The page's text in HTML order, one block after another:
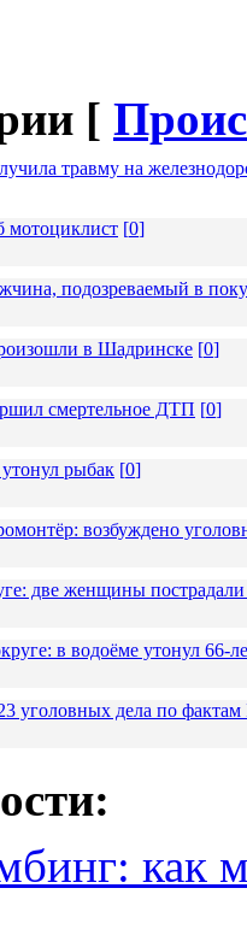
[
травму на
[0]
подозреваемый в
в Шадринске [0]
смертельное ДТП [0]
рыбак [0]
возбуждено
две женщины пострадали
в водоёме утонул 66-
уголовных дела по
как